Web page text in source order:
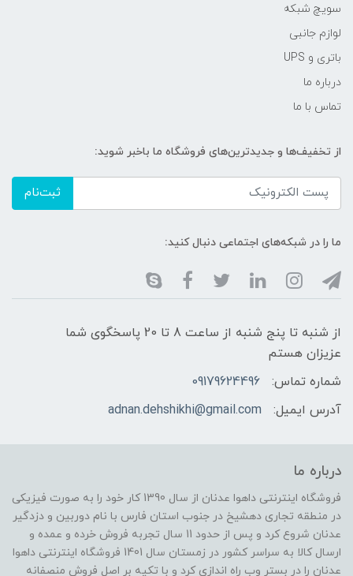
سویچ شبکه
لوازم جانبی
باتری و UPS
درباره ما
تماس با ما
از تخفیف‌ها و جدیدترین‌های فروشگاه ما باخبر شوید:
ثبت‌نام
ما را در شبکه‌های اجتماعی دنبال کنید:
از شنبه تا پنج شنبه از ساعت 8 تا 20 پاسخگوی شما
عزیزان هستم
شماره تماس:
09179624496
آدرس ایمیل:
adnan.dehshikhi@gmail.com
درباره ما
فروشگاه اینترنتی داهوا عدنان از سال 1390 کار خود را به صورت فیزیکی
در منطقه تجاری دهشیخ در جنوب استان فارس با نام دوربین و دزدگیر
عدنان شروع کرد و پس از حدود 11 سال تجربه فروش خرده و عمده و
ارسال کالا به سراسر کشور در زمستان سال 1401 فروشگاه اینترنتی داهوا
عدنان را در بستر وب راه اندازی کرد و با تکیه بر اصل فروش منصفانه